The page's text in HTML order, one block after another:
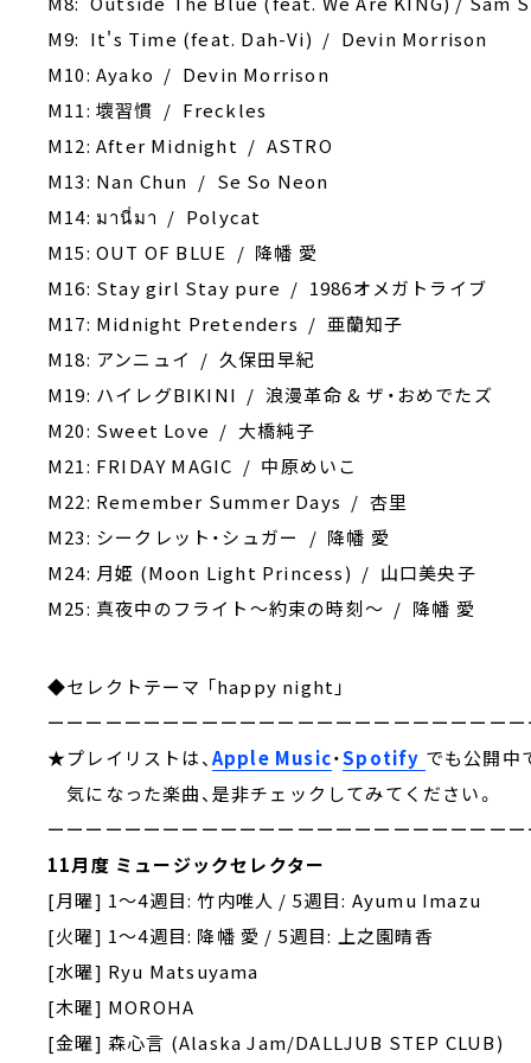
M9: It's Time (feat. Dah-Vi) / Devin Morrison
M10: Ayako / Devin Morrison
M11: 壞習慣 / Freckles
M12: After Midnight / ASTRO
M13: Nan Chun / Se So Neon
M14: มานี่มา / Polycat
M15: OUT OF BLUE / 降幡 愛
M16: Stay girl Stay pure / 1986オメガトライブ
M17: Midnight Pretenders / 亜蘭知子
M18: アンニュイ / 久保田早紀
M19: ハイレグBIKINI / 浪漫革命 & ザ・おめでたズ
M20: Sweet Love / 大橋純子
M21: FRIDAY MAGIC / 中原めいこ
M22: Remember Summer Days / 杏里
M23: シークレット・シュガー / 降幡 愛
M24: 月姫 (Moon Light Princess) / 山口美央子
M25: 真夜中のフライト～約束の時刻～ / 降幡 愛
◆セレクトテーマ 「happy night」
ーーーーーーーーーーーーーーーーーーーーーーーーー
★プレイリストは、 Apple Music・Spotify でも公開中
気になった楽曲、是非チェックしてみてください。
ーーーーーーーーーーーーーーーーーーーーーーーーー
11月度 ミュージックセレクター
[月曜] 1～4週目: 竹内唯人 / 5週目: Ayumu Imazu
[火曜] 1～4週目: 降幡 愛 / 5週目: 上之園晴香
[水曜] Ryu Matsuyama
[木曜] MOROHA
[金曜] 森心言 (Alaska Jam/DALLJUB STEP CLUB)